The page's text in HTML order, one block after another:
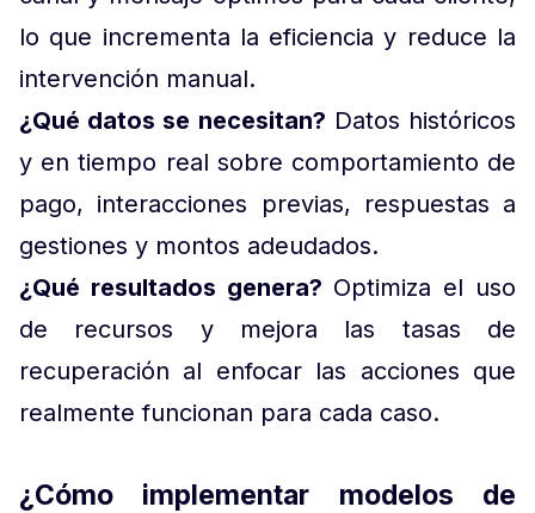
lo que incrementa la eficiencia y reduce la
intervención manual.
¿Qué datos se necesitan? Datos históricos
y en tiempo real sobre comportamiento de
pago, interacciones previas, respuestas a
gestiones y montos adeudados.
¿Qué resultados genera? Optimiza el uso
de recursos y mejora las tasas de
recuperación al enfocar las acciones que
realmente funcionan para cada caso.
¿Cómo implementar modelos de